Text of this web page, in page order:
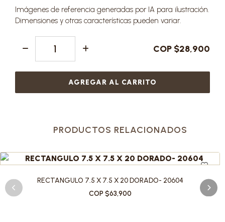
Imágenes de referencia generadas por IA para ilustración.
Dimensiones y otras características pueden variar.
COP $28,900
AGREGAR AL CARRITO
PRODUCTOS RELACIONADOS
RECTANGULO 7.5 X 7.5 X 20 DORADO- 20604
COP $63,900